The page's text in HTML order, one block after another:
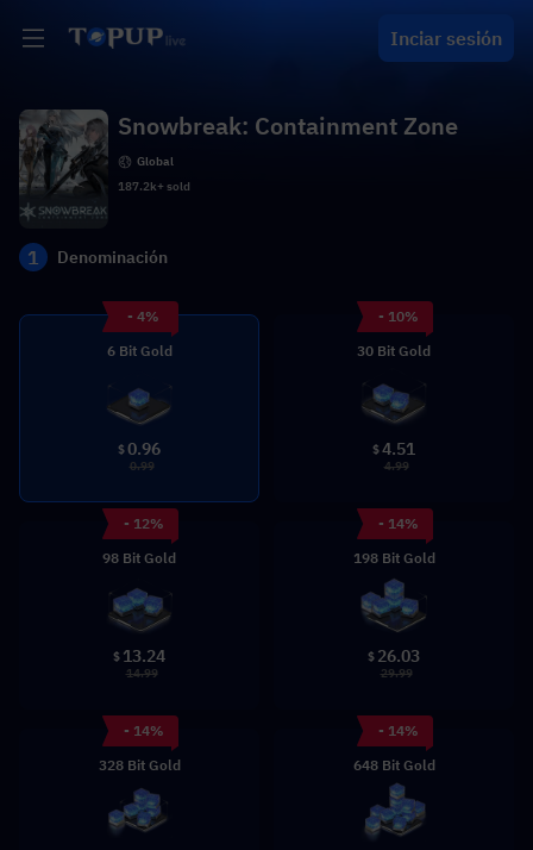
Inciar sesión
Snowbreak: Containment Zone
Global
187.2k+ sold
1 Denominación
- 4%
6 Bit Gold
$0.96
0.99
- 10%
30 Bit Gold
$4.51
4.99
- 12%
98 Bit Gold
$ 13.24
14.99
- 14%
198 Bit Gold
$ 26.03
29.99
- 14%
328 Bit Gold
- 14%
648 Bit Gold